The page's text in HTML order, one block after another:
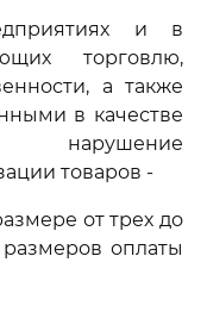
и в
торговлю,
а также
в качестве
нарушение
товаров -
от трех до
оплаты